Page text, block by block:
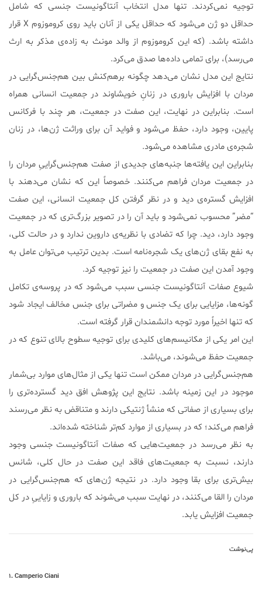
توجیه نمی‌کردند. تنها مدل انتخاب آنتاگونیست جنسی که شامل
حداقل دو ژن می‌شود که حداقل یکی از آنان باید روی کروموزوم X قرار
داشته باشد. (که این کروموزوم از والد مونث به زاده‌ی مذکر به ارث
می‌رسد)، برای تمامی داده‌ها صدق می‌کرد.
نتایج این مدل نشان می‌دهد چگونه برهم‌کنش بین هم‌جنس‌گرایی در
مردان با افزایش باروری در زنانِ خویشاوند در جمعیت انسانی همراه
است. بنابراین در نهایت، این صفت در جمعیت، هر چند با فرکانس
پایین، وجود دارد، حفظ می‌شود و فواید آن برای وراثت ژن‌ها، در زنان
شجره‌ی مادری مشاهده می‌شود.
بنابراین این یافته‌ها جنبه‌های جدیدی از صفت هم‌جنس‌گراییِ مردان را
در جمعیت مردان فراهم می‌کنند. خصوصاً این که نشان می‌دهند با
افزایش گستره‌ی دید و در نظر گرفتن کل جمعیت انسانی، این صفت
“مضر” محسوب نمی‌شود و باید آن را در تصویر بزرگ‌تری که در جمعیت
وجود دارد، دید. چرا که تضادی با نظریه‌ی داروین ندارد و در حالت کلی،
به نفع بقای ژن‌های یک شجره‌نامه است. بدین ترتیب می‌توان عامل به
وجود آمدن این صفت در جمعیت را نیز توجیه کرد.
شیوع صفات آنتاگونیست جنسی سبب می‌شود که در پروسه‌ی تکامل
گونه‌ها، مزایایی برای یک جنس و مضراتی برای جنس مخالف ایجاد شود
که تنها اخیراً مورد توجه دانشمندان قرار گرفته است.
این امر یکی از مکانیسم‌های کلیدی برای توجیه سطوح بالای تنوع که در
جمعیت حفظ می‌شوند، می‌باشد.
هم‌جنس‌گرایی در مردان ممکن است تنها یکی از مثال‌های موارد بی‌شمار
موجود در این زمینه باشد. نتایج این پژوهش افق دید گسترده‌تری را
برای بسیاری از صفاتی که منشأ ژنتیکی دارند و متناقض به نظر می‌رسند
فراهم می‌کند؛ که در بسیاری از موارد کم‌تر شناخته شده‌اند.
به نظر می‌رسد در جمعیت‌هایی که صفات آنتاگونیست جنسی وجود
دارند، نسبت به جمعیت‌های فاقد این صفت در حال کلی، شانس
بیش‌تری برای بقا وجود دارد. در نتیجه ژن‌های که هم‌جنس‌گرایی در
مردان را القا می‌کنند، در نهایت سبب می‌شوند که باروری و زایاییِ در کل
جمعیت افزایش یابد.
پی‌نوشت
۱. Camperio Ciani